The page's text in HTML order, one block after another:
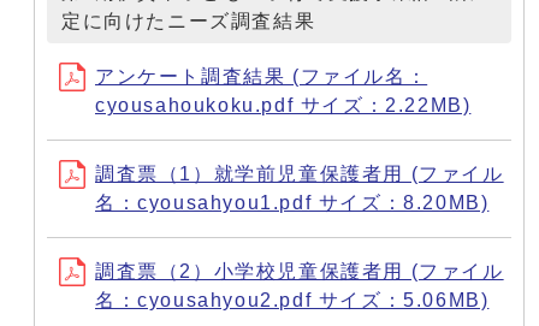
定に向けたニーズ調査結果
アンケート調査結果 (ファイル名：
cyousahoukoku.pdf サイズ：2.22MB)
調査票（1）就学前児童保護者用 (ファイル
名：cyousahyou1.pdf サイズ：8.20MB)
調査票（2）小学校児童保護者用 (ファイル
名：cyousahyou2.pdf サイズ：5.06MB)